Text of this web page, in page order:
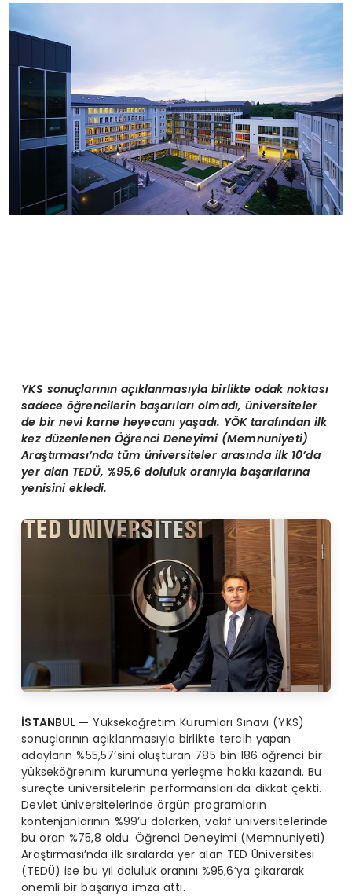
YKS sonuçlarının açıklanmasıyla birlikte odak noktası
sadece öğrencilerin başarıları olmadı, üniversiteler
de bir nevi karne heyecanı yaşadı. YÖK tarafından ilk
kez düzenlenen Öğrenci Deneyimi (Memnuniyeti)
Araştırması’nda tüm üniversiteler arasında ilk 10’da
yer alan TEDÜ, %95,6 doluluk oranıyla başarılarına
yenisini ekledi.
İSTANBUL — Yükseköğretim Kurumları Sınavı (YKS)
sonuçlarının açıklanmasıyla birlikte tercih yapan
adayların %55,57’sini oluşturan 785 bin 186 öğrenci bir
yükseköğrenim kurumuna yerleşme hakkı kazandı. Bu
süreçte üniversitelerin performansları da dikkat çekti.
Devlet üniversitelerinde örgün programların
kontenjanlarının %99’u dolarken, vakıf üniversitelerinde
bu oran %75,8 oldu. Öğrenci Deneyimi (Memnuniyeti)
Araştırması’nda ilk sıralarda yer alan TED Üniversitesi
(TEDÜ) ise bu yıl doluluk oranını %95,6’ya çıkararak
önemli bir başarıya imza attı.